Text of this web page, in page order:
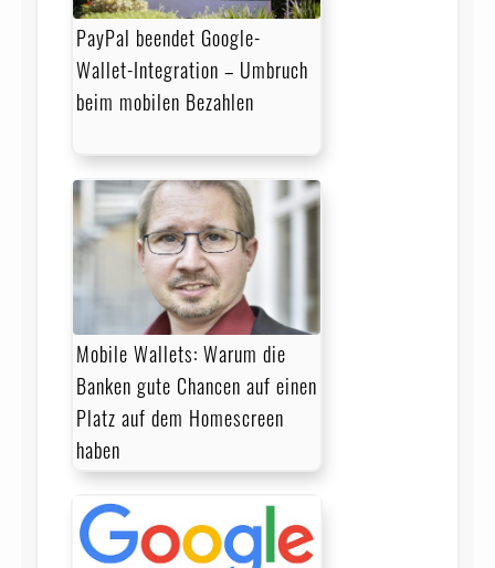
PayPal beendet Google-
Wallet-Integration – Umbruch
beim mobilen Bezahlen
Mobile Wallets: Warum die
Banken gute Chancen auf einen
Platz auf dem Homescreen
haben